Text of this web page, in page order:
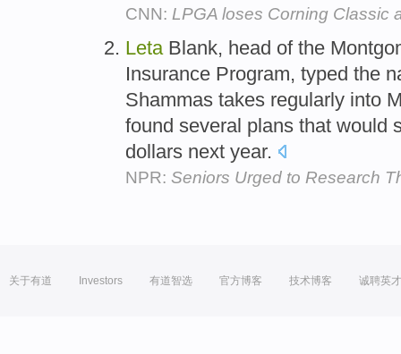
CNN: LPGA loses Corning Classic
LetaBlank, head of the
Insurance Program, typed the
Shammas takes regularly into
found several plans that would
dollars next year.
NPR: Seniors Urged to Research
关于有道 Investors 有道智选 官方博客 技术博客 诚聘英才